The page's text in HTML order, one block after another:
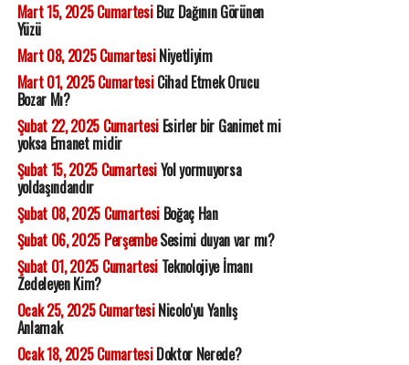
Mart 15, 2025 CumartesiBuz Dağının Görünen
Yüzü
Mart 08, 2025 CumartesiNiyetliyim
Mart 01, 2025 CumartesiCihad Etmek Orucu
Bozar Mı?
Şubat 22, 2025 CumartesiEsirler bir Ganimet mi
yoksa Emanet midir
Şubat 15, 2025 CumartesiYol yormuyorsa
yoldaşındandır
Şubat 08, 2025 CumartesiBoğaç Han
Şubat 06, 2025 PerşembeSesimi duyan var mı?
Şubat 01, 2025 CumartesiTeknolojiye İmanı
Zedeleyen Kim?
Ocak 25, 2025 CumartesiNicolo'yu Yanlış
Anlamak
Ocak 18, 2025 CumartesiDoktor Nerede?